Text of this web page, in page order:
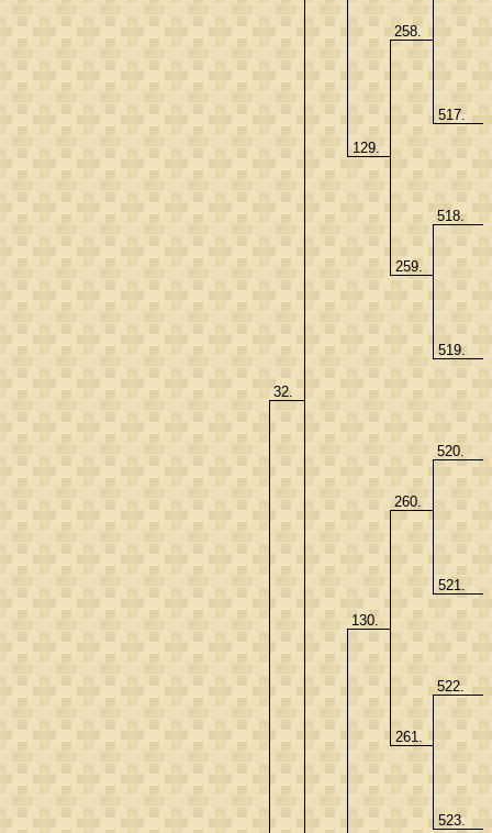
32.
129.
258.
517.
259.
518.
519.
130.
260.
520.
521.
261.
522.
523.